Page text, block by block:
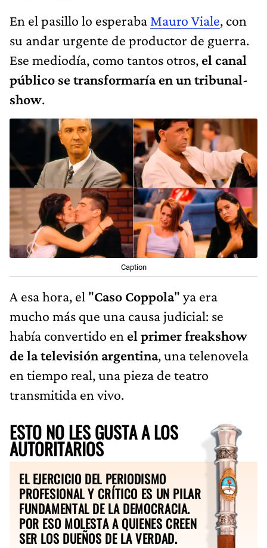
En el pasillo lo esperaba Mauro Viale, con
su andar urgente de productor de guerra.
Ese mediodía, como tantos otros, el canal
público se transformaría en un tribunal-
show.
Caption
A esa hora, el "Caso Coppola" ya era
mucho más que una causa judicial: se
había convertido en el primer freakshow
de la televisión argentina, una telenovela
en tiempo real, una pieza de teatro
transmitida en vivo.
ESTO NO LES GUSTA A LOS
AUTORITARIOS
EL EJERCICIO DEL PERIODISMO
PROFESIONAL Y CRÍTICO ES UN PILAR
FUNDAMENTAL DE LA DEMOCRACIA.
POR ESO MOLESTA A QUIENES CREEN
SER LOS DUEÑOS DE LA VERDAD.